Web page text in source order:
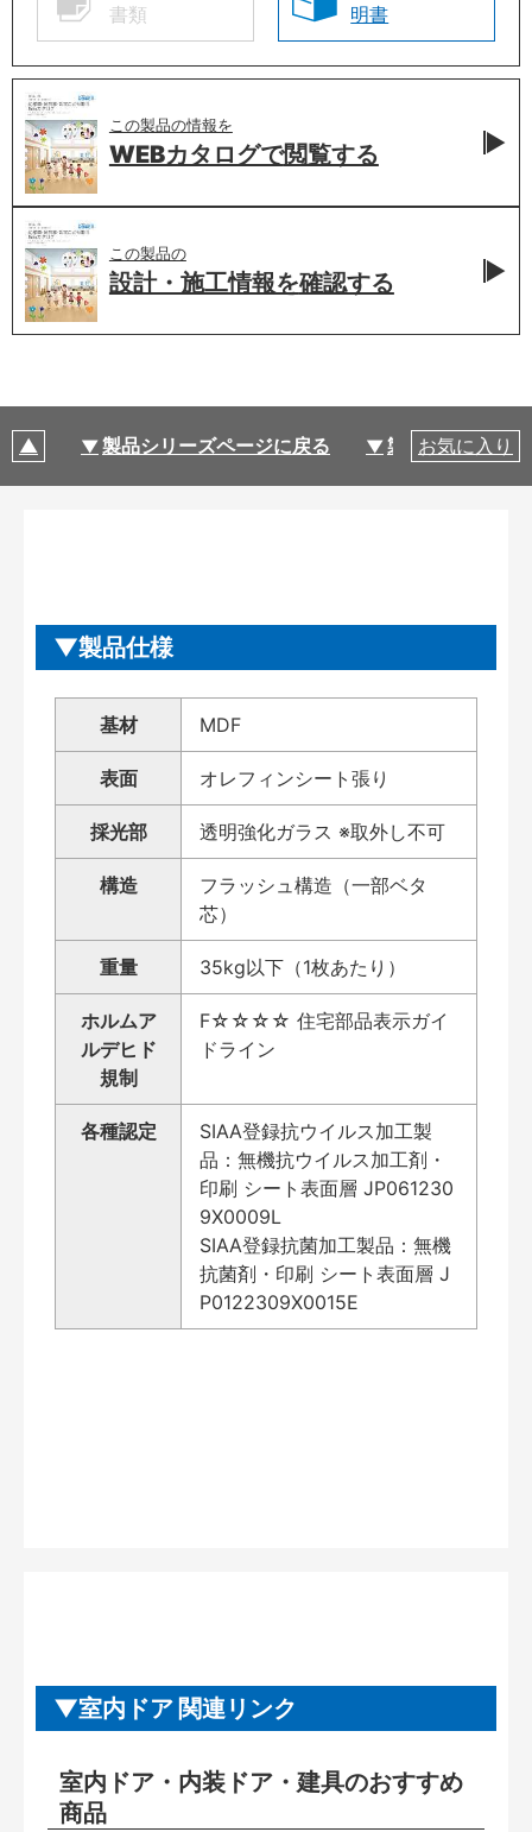
書類
明書
この製品の情報を
WEBカタログで閲覧する
この製品の
設計・施工情報を確認する
製品シリーズページに戻る 製品仕様
お気に入り
製品仕様
基材 MDF
表面 オレフィンシート張り
採光部 透明強化ガラス ※取外し不可
構造
フラッシュ構造（一部ベタ
芯）
重量 35kg以下（1枚あたり）
ホルムア
ルデヒド
規制
F☆☆☆☆ 住宅部品表示ガイ
ドライン
各種認定
SIAA登録抗ウイルス加工製
品：無機抗ウイルス加工剤・
印刷 シート表面層 JP061230
9X0009L
SIAA登録抗菌加工製品：無機
抗菌剤・印刷 シート表面層 J
P0122309X0015E
室内ドア 関連リンク
室内ドア・内装ドア・建具のおすすめ
商品